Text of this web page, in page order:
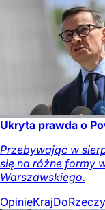
Ukryta prawda o
Przebywając w
się na różne formy
Warszawskiego.
OpinieKraj